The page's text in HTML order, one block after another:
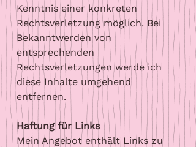
Kenntnis einer konkreten
Rechtsverletzung möglich. Bei
Bekanntwerden von
entsprechenden
Rechtsverletzungen werde ich
diese Inhalte umgehend
entfernen.
Haftung für Links
Mein Angebot enthält Links zu